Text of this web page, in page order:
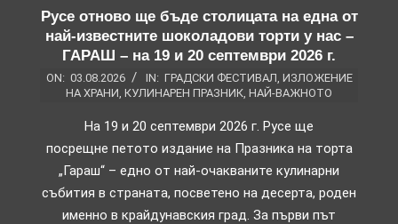
Русе отново ще бъде столицата на една от
най-известните шоколадови торти у нас –
ГАРАШ – на 19 и 20 септември 2026 г.
ON: 03.08.2026 IN: ГРАДСКИ ФЕСТИВАЛ ИЗЛОЖЕНИЕ
НА ХРАНИ КУЛИНАРЕН ПРАЗНИК НАЙ-ВАЖНОТО
На 19 и 20 септември 2026 г. Русе ще
посрещне петото издание на Празника на торта
„Гараш“ – едно от най-очакваните кулинарни
събития в страната, посветено на десерта, роден
именно в крайдунавския град. За първи път